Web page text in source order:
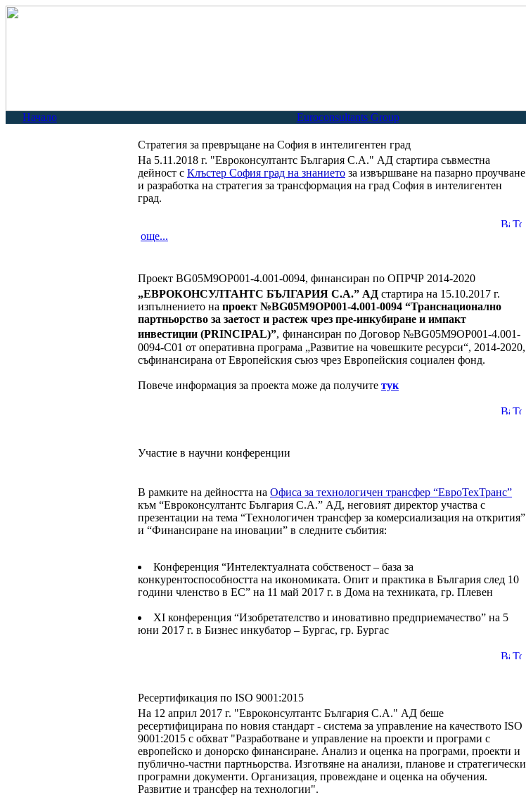
Начало Euroconsultants Group
Стратегия за превръщане на София в интелигентен град
На 5.11.2018 г. "Евроконсултантс България С.А." АД стартира съвместна
дейност с Клъстер София град на знанието за извършване на пазарно проучване
и разработка на стратегия за трансформация на град София в интелигентен
град.
още...
Проект BG05M9OP001-4.001-0094, финансиран по ОПРЧР 2014-2020
„ЕВРОКОНСУЛТАНТС БЪЛГАРИЯ С.А.” АД стартира на 1 5.10.201 7 г.
изпълнението на проект №BG05M9OP001-4.001-0094 “Транснационално
партньорство за заетост и растеж чрез пре-инкубиране и импакт
инвестиции (PRINCIPAL)”, финансиран по Договор №BG05M9OP001-4.001-
0094-С01 от оперативна програма „Развитие на човешките ресурси“, 2014-2020,
съфинансирана от Европейския съюз чрез Европейския социален фонд.
Повече информация за проекта може да получите тук
Участие в научни конференции
В рамките на дейността на Офиса за технологичен трансфер “ЕвроТехТранс”
към “Евроконсултантс България С.А.” АД, неговият директор участва с
презентации на тема “Tехнологичeн трансфер за комерсиализация на открития”
и “Финансиране на иновации” в следните събития:
Конференция “Интелектуалната собственост – база за
конкурентоспособността на икономиката. Опит и практика в България след 10
години членство в ЕС” на 11 май 2017 г. в Дома на техниката, гр. Плевен
XI конференция “Изобретателство и иновативно предприемачество” на 5
юни 2017 г. в Бизнес инкубатор – Бургас, гр. Бургас
Ресертификация по ISO 9001:2015
На 12 април 2017 г. "Евроконсултантс България С.А." АД беше
ресертифицирана по новия стандарт - система за управление на качеството ISO
9001:2015 с обхват "Разработване и управление на проекти и програми с
европейско и донорско финансиране. Анализ и оценка на програми, проекти и
публично-частни партньорства. Изготвяне на анализи, планове и стратегически
програмни документи. Организация, провеждане и оценка на обучения.
Развитие и трансфер на технологии".